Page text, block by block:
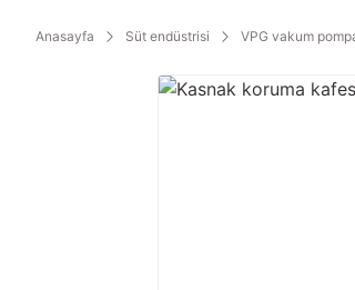
Anasayfa Süt endüstrisi VPG vakum